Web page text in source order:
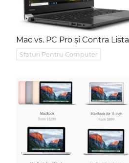
Mac vs. PC Pro și Contra Lista
Sfaturi Pentru Computer